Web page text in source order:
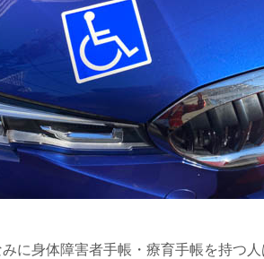
みに身体障害者手帳・療育手帳を持つ